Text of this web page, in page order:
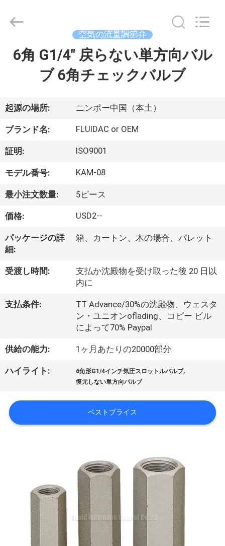
家
ロ
ダ
ク
ト
デ
オ
達
つ
工
Copyright
FENGHUA
FLUID
空気の流量調節弁
6角 G1/4" 戻らない単方向バル
ブ 6角チェックバルブ
起源の場所: ニンポー中国（本土）
ブランド名: FLUIDAC or OEM
証明: ISO9001
モデル番号: KAM-08
最小注文数量: 5ピース
価格: USD2--
パッケージの詳
細:
箱、カートン、木の場合、パレット
受渡し時間:
支払か沈殿物を受け取った後 20 日以
内に
支払条件:
TT Advance/30%の沈殿物、ウェスタ
ン・ユニオンoflading、コピー ビル
によって70% Paypal
供給の能力: 1ヶ月あたりの20000部分
ハイライト: 6角形G1/4インチ気圧スロットルバルブ,
復元しない単方向バルブ
ベストプライス